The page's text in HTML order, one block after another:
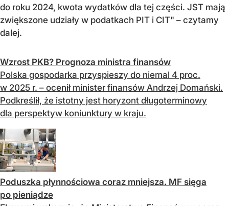
do roku 2024, kwota wydatków dla tej części. JST mają
zwiększone udziały w podatkach PIT i CIT" – czytamy
dalej.
Wzrost PKB? Prognoza ministra finansów
Polska gospodarka przyspieszy do niemal 4 proc.
w 2025 r. – ocenił minister finansów Andrzej Domański.
Podkreślił, że istotny jest horyzont długoterminowy
dla perspektyw koniunktury w kraju.
Poduszka płynnościowa coraz mniejsza. MF sięga
po pieniądze